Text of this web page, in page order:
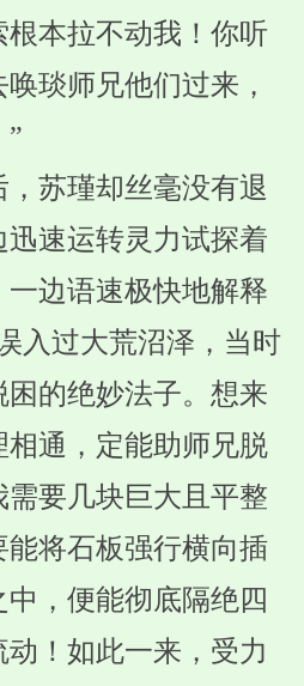
本拉不动我！你听
琰师兄他们过来，
”
苏瑾却丝毫没有退
速运转灵力试探着
一边语速极快地解释
入过大荒沼泽，当时
的绝妙法子。想来
通，定能助师兄脱
需要几块巨大且平整
将石板强行横向插
，便能彻底隔绝四
！如此一来，受力